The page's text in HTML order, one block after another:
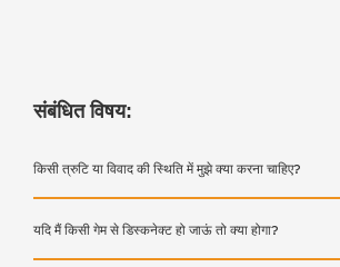
संबंधित विषय:
किसी त्रुटि या विवाद की स्थिति में मुझे क्या करना चाहिए?
यदि मैं किसी गेम से डिस्कनेक्ट हो जाऊं तो क्या होगा?